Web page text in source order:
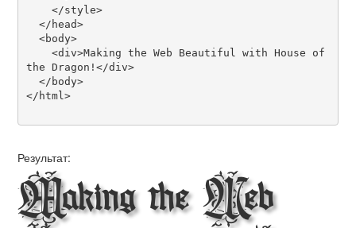
the Dragon!</div>
</html>
Результат:
Making the Web